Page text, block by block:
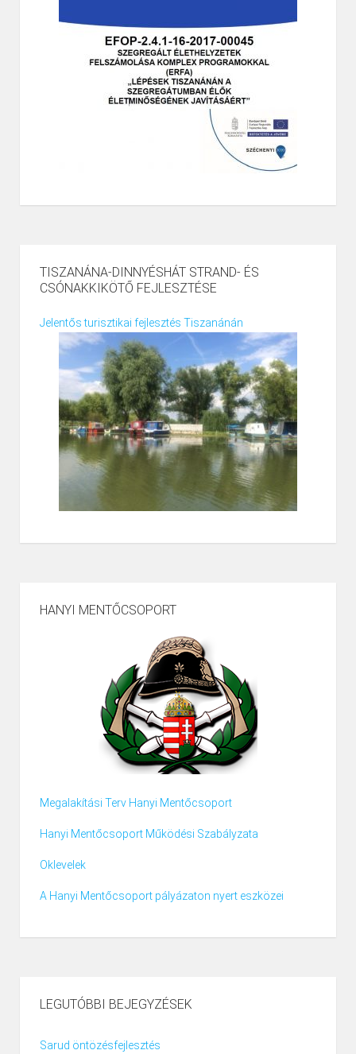
TISZANÁNA-DINNYÉSHÁT STRAND- ÉS
CSÓNAKKIKÖTŐ FEJLESZTÉSE
Jelentős turisztikai fejlesztés Tiszanánán
HANYI MENTŐCSOPORT
Megalakítási Terv Hanyi Mentőcsoport
Hanyi Mentőcsoport Működési Szabályzata
Oklevelek
A Hanyi Mentőcsoport pályázaton nyert eszközei
LEGUTÓBBI BEJEGYZÉSEK
Sarud öntözésfejlesztés